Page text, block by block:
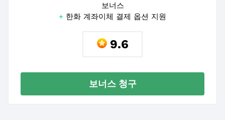
보너스
+ 한화 계좌이체 결제 옵션 지원
9.6
보너스 청구